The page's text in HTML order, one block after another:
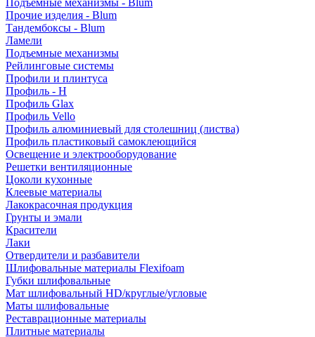
Подъемные механизмы - Blum
Прочие изделия - Blum
Тандембоксы - Blum
Ламели
Подъемные механизмы
Рейлинговые системы
Профили и плинтуса
Профиль - H
Профиль Glax
Профиль Vello
Профиль алюминиевый для столешниц (листва)
Профиль пластиковый самоклеющийся
Освещение и электрооборудование
Решетки вентиляционные
Цоколи кухонные
Клеевые материалы
Лакокрасочная продукция
Грунты и эмали
Красители
Лаки
Отвердители и разбавители
Шлифовальные материалы Flexifoam
Губки шлифовальные
Мат шлифовальный HD/круглые/угловые
Маты шлифовальные
Реставрационные материалы
Плитные материалы